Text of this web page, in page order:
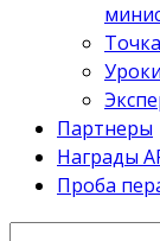
Партнеры
Награды
Проба